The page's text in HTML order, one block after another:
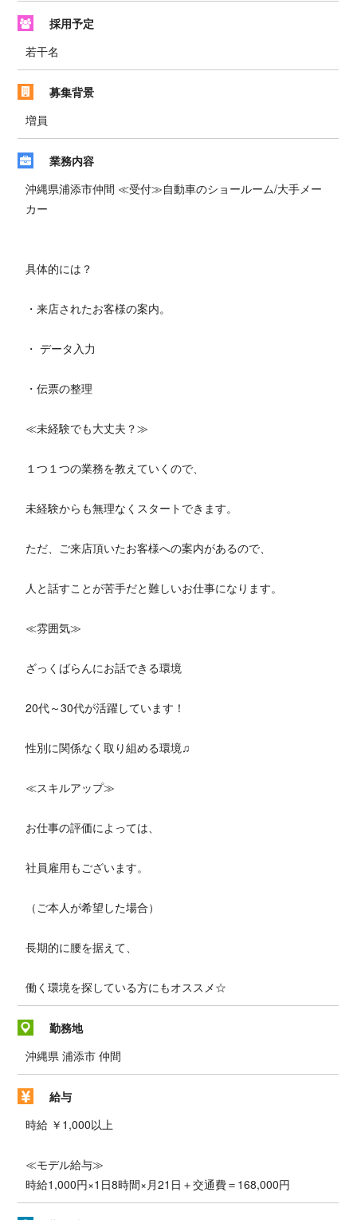
採用予定
若干名
募集背景
増員
業務内容
沖縄県浦添市仲間 ≪受付≫自動車のショールーム/大手メー
カー
具体的には？
・来店されたお客様の案内。
・ データ入力
・伝票の整理
≪未経験でも大丈夫？≫
１つ１つの業務を教えていくので、
未経験からも無理なくスタートできます。
ただ、ご来店頂いたお客様への案内があるので、
人と話すことが苦手だと難しいお仕事になります。
≪雰囲気≫
ざっくばらんにお話できる環境
20代～30代が活躍しています！
性別に関係なく取り組める環境♫
≪スキルアップ≫
お仕事の評価によっては、
社員雇用もございます。
（ご本人が希望した場合）
長期的に腰を据えて、
働く環境を探している方にもオススメ☆
勤務地
沖縄県 浦添市 仲間
給与
時給 ￥1,000以上
≪モデル給与≫
時給1,000円×1日8時間×月21日＋交通費＝168,000円